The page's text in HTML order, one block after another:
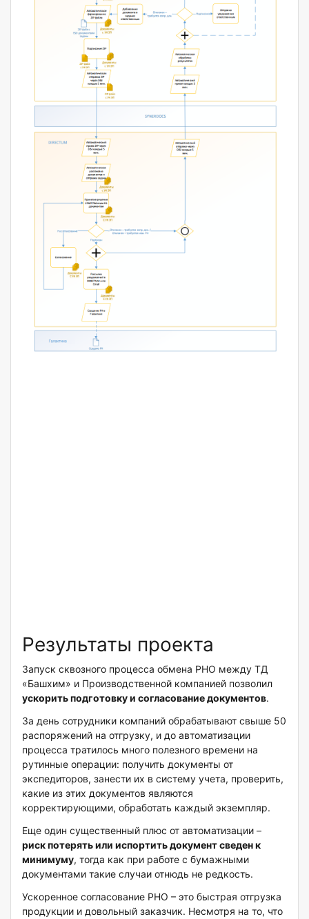
Результаты проекта
Запуск сквозного процесса обмена РНО между ТД
«Башхим» и Производственной компанией позволил
ускорить подготовку и согласование документов.
За день сотрудники компаний обрабатывают свыше 50
распоряжений на отгрузку, и до автоматизации
процесса тратилось много полезного времени на
рутинные операции: получить документы от
экспедиторов, занести их в систему учета, проверить,
какие из этих документов являются
корректирующими, обработать каждый экземпляр.
Еще один существенный плюс от автоматизации –
риск потерять или испортить документ сведен к
минимуму, тогда как при работе с бумажными
документами такие случаи отнюдь не редкость.
Ускоренное согласование РНО – это быстрая отгрузка
продукции и довольный заказчик. Несмотря на то, что